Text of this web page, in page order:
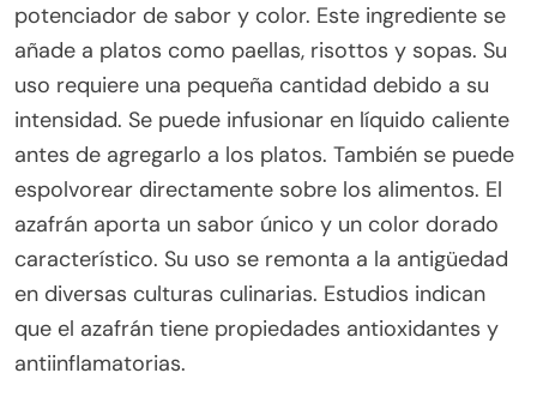
potenciador de sabor y color. Este ingrediente se
añade a platos como paellas, risottos y sopas. Su
uso requiere una pequeña cantidad debido a su
intensidad. Se puede infusionar en líquido caliente
antes de agregarlo a los platos. También se puede
espolvorear directamente sobre los alimentos. El
azafrán aporta un sabor único y un color dorado
característico. Su uso se remonta a la antigüedad
en diversas culturas culinarias. Estudios indican
que el azafrán tiene propiedades antioxidantes y
antiinflamatorias.